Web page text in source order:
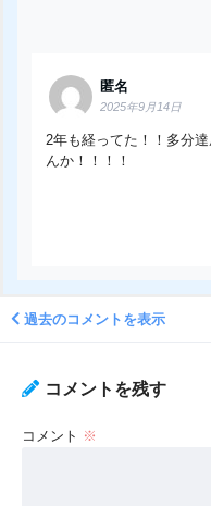
匿名
2025年9月14日
2年も経ってた！！多分
んか！！！！
過去のコメントを表示
コメントを残す
コメント ※